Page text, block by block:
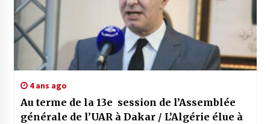
4 ans ago
Au terme de la 13e session de l’Assemblée
générale de l’UAR à Dakar / L’Algérie élue à